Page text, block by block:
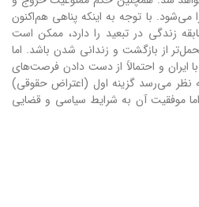
با توجه به اینکه پناهی هم‌اکنون
زندگی در تبعید را دارد، ممکن است
از بازگشت و زندانی شدن باشد. اما
ایران و احتمالاً از دست دادن فرصت‌های
نظر می‌رسد گزینه اول (اعتراض حقوقی)
موفقیت آن به شرایط سیاسی و قضایی